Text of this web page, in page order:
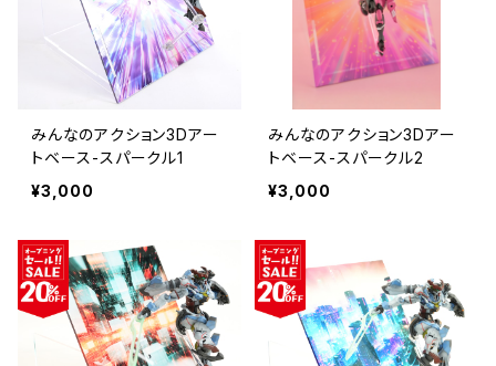
みんなのアクション3Dアー
トベース-スパークル1
¥3,000
みんなのアクション3Dアー
トベース-スパークル2
¥3,000